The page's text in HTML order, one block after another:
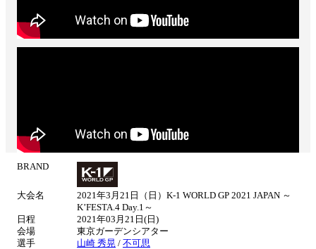
BRAND
大会名
2021年3月21日（日）K-1 WORLD GP 2021 JAPAN ～
K’FESTA.4 Day.1～
日程
2021年03月21日(日)
会場
東京ガーデンシアター
選手
山崎 秀晃 / 不可思